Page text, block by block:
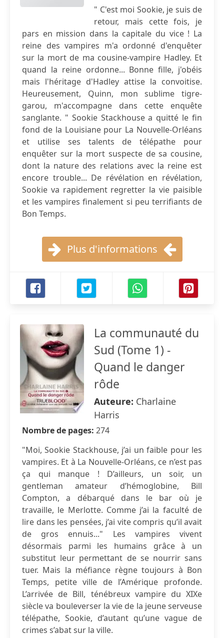
" C'est moi Sookie, je suis de
retour, mais cette fois, je
pars en mission dans la capitale du vice ! La
reine des vampires m'a ordonné d'enquêter
sur la mort de ma cousine-vampire Hadley. Et
quand la reine ordonne... Bonne fille, j'obéis
mais l'héritage d'Hadley attise la convoitise.
Heureusement, Quinn, mon sublime tigre-
garou, m'accompagne dans cette enquête
sanglante. " Sookie Stackhouse a quitté le fin
fond de la Louisiane pour La Nouvelle-Orléans
et utilise ses talents de télépathe pour
enquêter sur la mort suspecte de sa cousine,
dont la nature des relations avec la reine est
encore trouble... De révélation en révélation,
Sookie va rapidement regretter la vie paisible
et les vampires finalement si peu terrifiants de
Bon Temps.
Plus d'informations
La communauté du
Sud (Tome 1) -
Quand le danger
rôde
Auteure: Charlaine
Harris
Nombre de pages: 274
"Moi, Sookie Stackhouse, j’ai un faible pour les
vampires. Et à La Nouvelle-Orléans, ce n’est pas
ça qui manque ! D’ailleurs, un soir, un
gentleman amateur d’hémoglobine, Bill
Compton, a débarqué dans le bar où je
travaille, le Merlotte. Comme j’ai la faculté de
lire dans les pensées, j’ai vite compris qu’il avait
de gros ennuis..." Les vampires vivent
désormais parmi les humains grâce à un
substitut leur permettant de se nourrir sans
tuer. Mais la méfiance règne toujours à Bon
Temps, petite ville de l’Amérique profonde.
L’arrivée de Bill, ténébreux vampire du XIXe
siècle va bouleverser la vie de la jeune serveuse
télépathe, Sookie, d’autant qu’une vague de
crimes s’abat sur la ville.